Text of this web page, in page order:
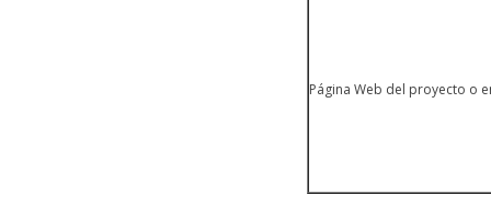
Página Web del proyecto o